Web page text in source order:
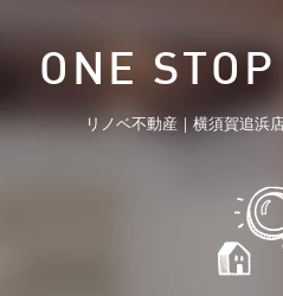
ONE
リノベ不動産｜横須賀追浜